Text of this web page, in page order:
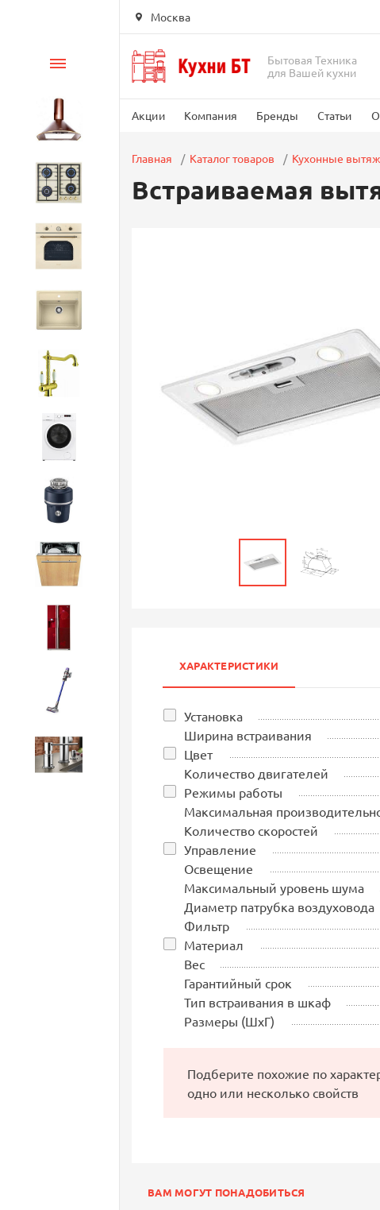
Москва
Бытовая Техника
для Вашей кухни
Акции Компания Бренды Статьи
Каталог
Вытяжки
Варочные панели
Бытовая техника
Главная Каталог товаров Кухонные
Встраиваемая
ХАРАКТЕРИСТИКИ
Установка
Ширина встраивания
Цвет
Количество двигателей
Режимы работы
Максимальная
Количество скоростей
Управление
Освещение
Максимальный уровень шума
Диаметр патрубка воздуховода
Фильтр
Материал
Вес
Гарантийный срок
Тип встраивания в шкаф
Размеры (ШхГ)
Подберите похожие по
одно или несколько свойств
ВАМ МОГУТ ПОНАДОБИТЬСЯ